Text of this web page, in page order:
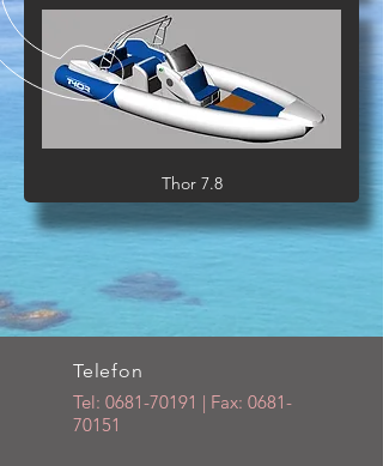
Thor 7.8
Telefon
Tel: 0681-70191 | Fax: 0681-
70151